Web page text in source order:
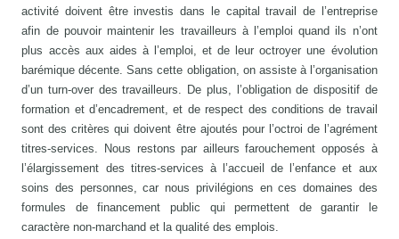
activité doivent être investis dans le capital travail de l’entreprise
afin de pouvoir maintenir les travailleurs à l’emploi quand ils n’ont
plus accès aux aides à l’emploi, et de leur octroyer une évolution
barémique décente. Sans cette obligation, on assiste à l’organisation
d’un turn-over des travailleurs. De plus, l’obligation de dispositif de
formation et d’encadrement, et de respect des conditions de travail
sont des critères qui doivent être ajoutés pour l’octroi de l’agrément
titres-services. Nous restons par ailleurs farouchement opposés à
l’élargissement des titres-services à l’accueil de l’enfance et aux
soins des personnes, car nous privilégions en ces domaines des
formules de financement public qui permettent de garantir le
caractère non-marchand et la qualité des emplois.